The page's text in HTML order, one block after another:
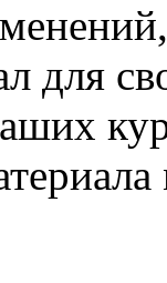
для